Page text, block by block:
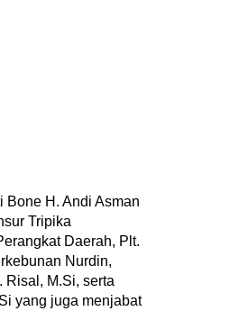
Bone H. Andi Asman
Tripika
Daerah, Plt.
Nurdin,
Risal, M.Si, serta
yang juga menjabat